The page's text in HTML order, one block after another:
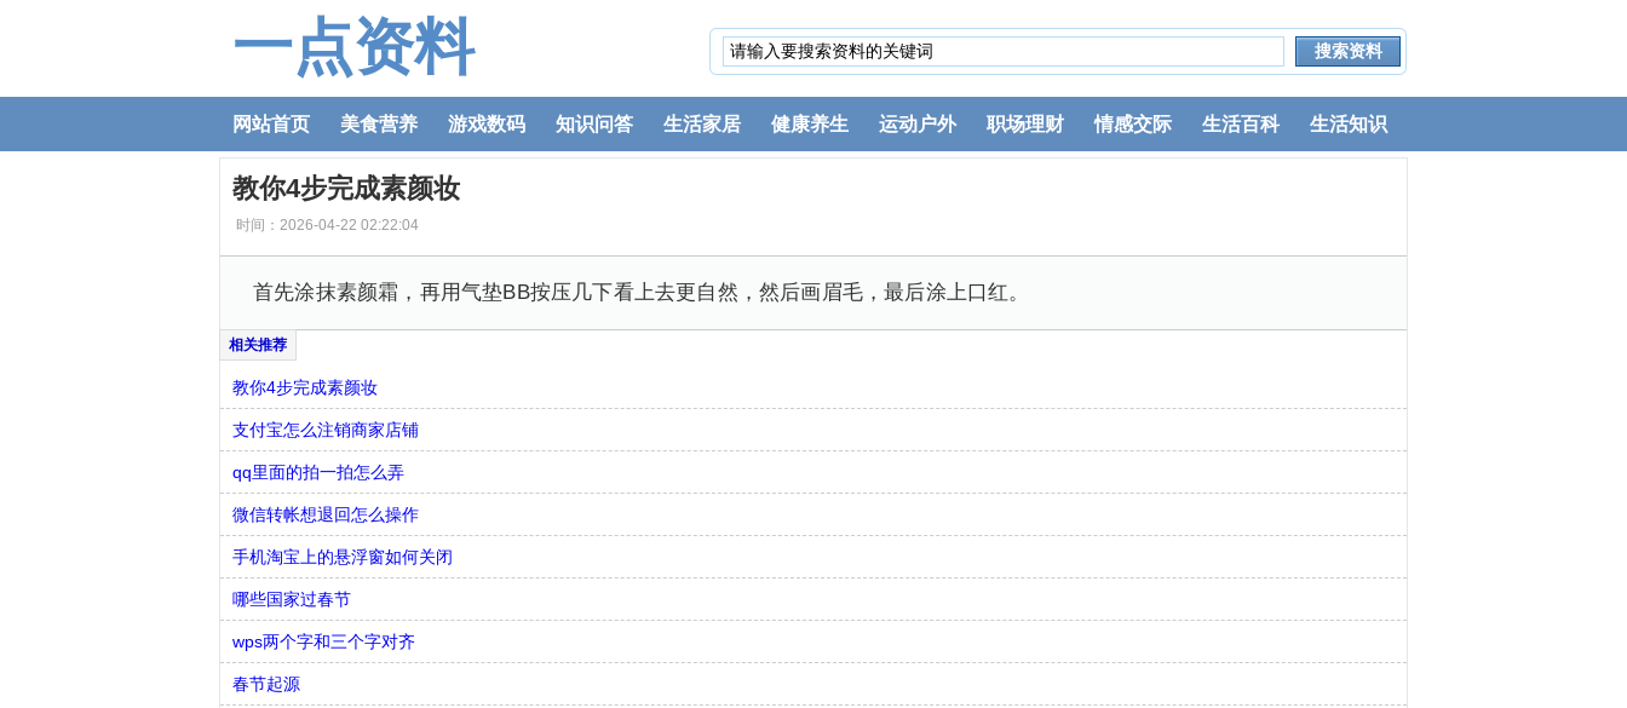
一点资料
网站首页 美食营养 游戏数码 知识问答 生活家居 健康养生 运动户外 职场理财 情感交际 生活百科 生活知识
教你4步完成素颜妆
时间：2026-04-22 02:22:04
首先涂抹素颜霜，再用气垫BB按压几下看上去更自然，然后画眉毛，最后涂上口红。
教你4步完成素颜妆
支付宝怎么注销商家店铺
qq里面的拍一拍怎么弄
微信转帐想退回怎么操作
手机淘宝上的悬浮窗如何关闭
哪些国家过春节
wps两个字和三个字对齐
春节起源